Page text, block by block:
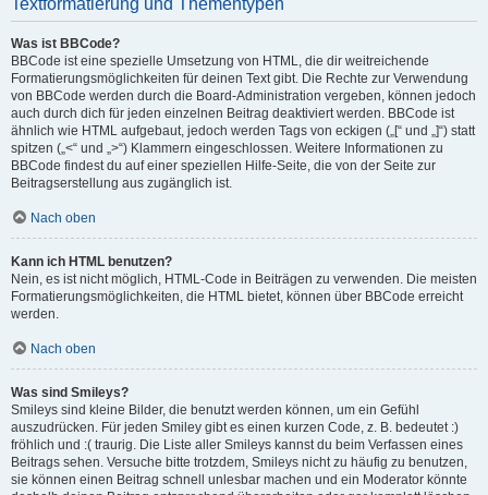
Textformatierung und Thementypen
Was ist BBCode?
BBCode ist eine spezielle Umsetzung von HTML, die dir weitreichende
Formatierungsmöglichkeiten für deinen Text gibt. Die Rechte zur Verwendung
von BBCode werden durch die Board-Administration vergeben, können jedoch
auch durch dich für jeden einzelnen Beitrag deaktiviert werden. BBCode ist
ähnlich wie HTML aufgebaut, jedoch werden Tags von eckigen („[“ und „]“) statt
spitzen („<“ und „>“) Klammern eingeschlossen. Weitere Informationen zu
BBCode findest du auf einer speziellen Hilfe-Seite, die von der Seite zur
Beitragserstellung aus zugänglich ist.
Nach oben
Kann ich HTML benutzen?
Nein, es ist nicht möglich, HTML-Code in Beiträgen zu verwenden. Die meisten
Formatierungsmöglichkeiten, die HTML bietet, können über BBCode erreicht
werden.
Nach oben
Was sind Smileys?
Smileys sind kleine Bilder, die benutzt werden können, um ein Gefühl
auszudrücken. Für jeden Smiley gibt es einen kurzen Code, z. B. bedeutet :)
fröhlich und :( traurig. Die Liste aller Smileys kannst du beim Verfassen eines
Beitrags sehen. Versuche bitte trotzdem, Smileys nicht zu häufig zu benutzen,
sie können einen Beitrag schnell unlesbar machen und ein Moderator könnte